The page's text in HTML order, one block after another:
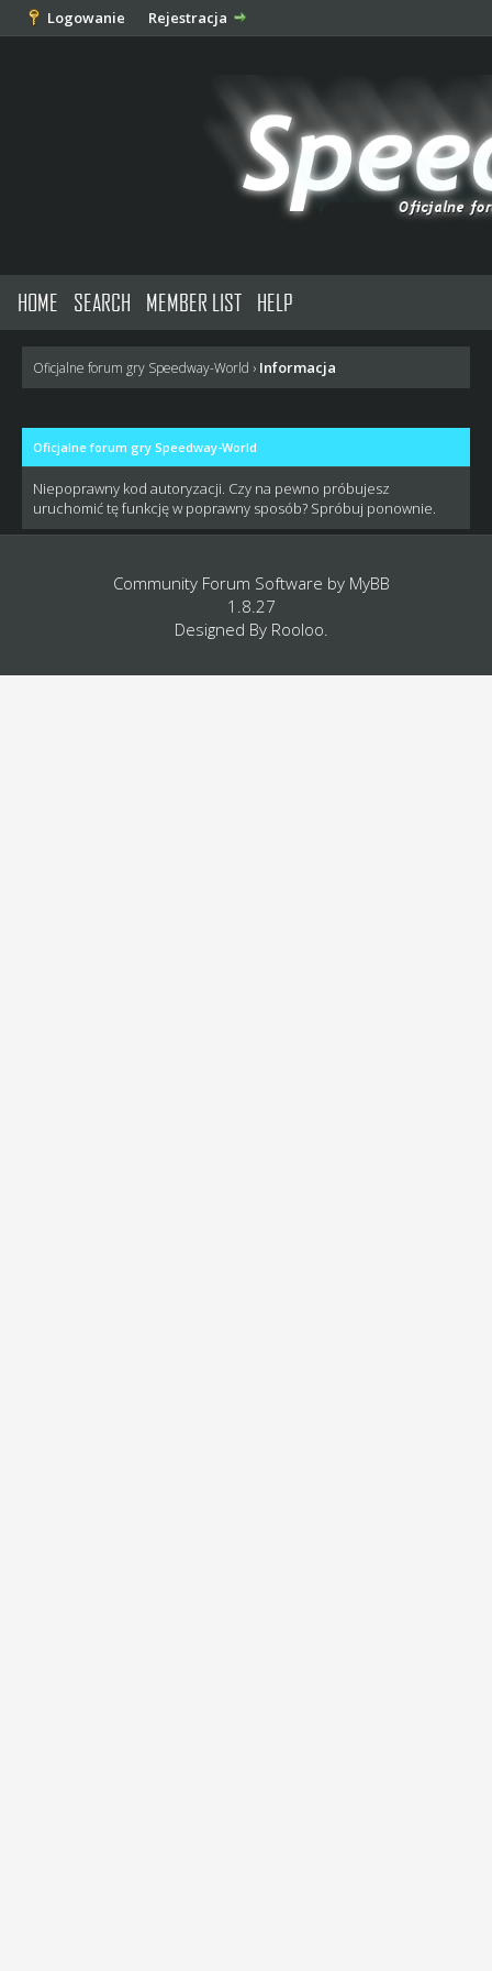
Logowanie Rejestracja
HOME SEARCH MEMBER LIST HELP
Oficjalne forum gry Speedway-World › Informacja
Oficjalne forum gry Speedway-World
Niepoprawny kod autoryzacji. Czy na pewno próbujesz
uruchomić tę funkcję w poprawny sposób? Spróbuj ponownie.
Community Forum Software by MyBB
1.8.27
Designed By Rooloo.